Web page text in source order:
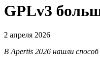
GPLv3
2 апреля 2026
В Apertis 2026 нашли